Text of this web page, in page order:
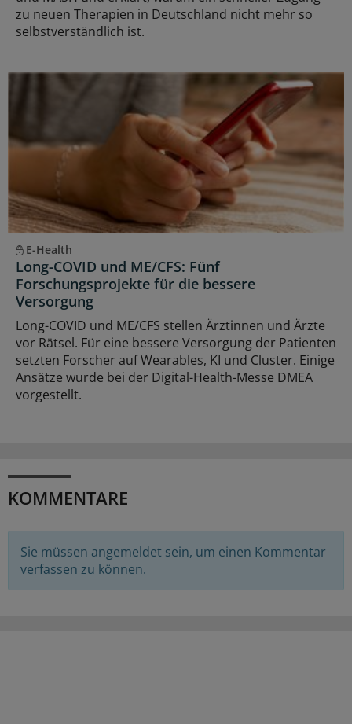
zu neuen Therapien in Deutschland nicht mehr so
selbstverständlich ist.
E-Health
Long-COVID und ME/CFS: Fünf
Forschungsprojekte für die bessere
Versorgung
Long-COVID und ME/CFS stellen Ärztinnen und Ärzte
vor Rätsel. Für eine bessere Versorgung der Patienten
setzten Forscher auf Wearables, KI und Cluster. Einige
Ansätze wurde bei der Digital-Health-Messe DMEA
vorgestellt.
KOMMENTARE
Sie müssen angemeldet sein, um einen Kommentar
verfassen zu können.